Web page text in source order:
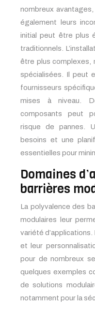
nombreux
également leurs
initial peut être plus
traditionnels.
être plus complexes,
spécialisées. Il peut
fournisseurs
mises à niveau.
composants peut
risque de pannes.
besoins et une
essentielles pour
Domaines
barrières
La polyvalence des
modulaires leur
variété
et leur
pour de nombreux
quelques exemples
de solutions
notamment pour la